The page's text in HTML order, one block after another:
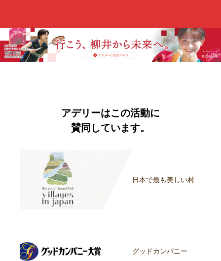
アデリーはこの活動に
賛同しています。
日本で最も美しい村
グッドカンパニー